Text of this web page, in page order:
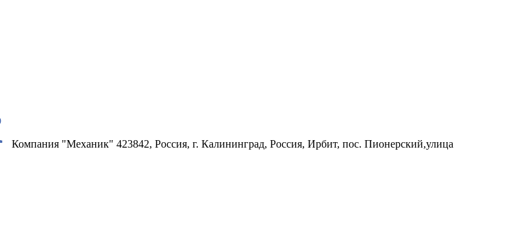
Компания "Механик" 423842, Россия, г. Калининград, Россия, Ирбит, пос. Пионерский,улица